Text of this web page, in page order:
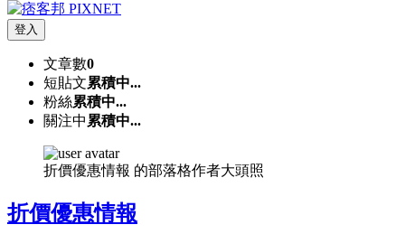
登入
文章數0
短貼文累積中...
粉絲累積中...
關注中 累積中...
折價優惠情報 的部落格作者大頭照
折價優惠情報